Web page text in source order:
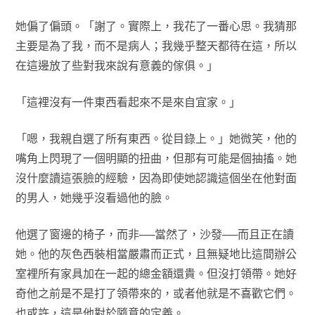
她偏了偏頭。「謝了。實際上，我花了一番心思。我猜那
主要是為了我，而不是病人；我幾乎整天都待在這，所以
在這邊放了些對我來說有意義的傢俱。」
「這裡沒有一件東西看起來不是來自宜家。」
「嗯，我親自選了所有東西。從目錄上。」她微笑，他的
嘴角上閃現了一個明顯的扭曲，但那有可能是個抽搐。她
沒什麼讀這張臉的經驗，因為即使她認識這個坐在他對面
的男人，她幾乎沒看過他的臉。
他選了窗邊的椅子，而非──當然了，沙發──而且正在讀
她。他的灰色西裝相當嚴肅而正式，且無疑地比這間辦公
室裡所有家具加在一起的總金額還貴。但沒打領帶。她好
奇他之前是不是打了領帶來的，或者他就是不喜歡它們。